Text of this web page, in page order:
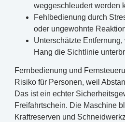
weggeschleudert werden
Fehlbedienung durch
oder ungewohnte
Unterschätzte
Hang die Sichtlinie
Fernbedienung und
Risiko für Personen, weil
Das ist ein echter
Freifahrtschein. Die Maschine
Kraftreserven und